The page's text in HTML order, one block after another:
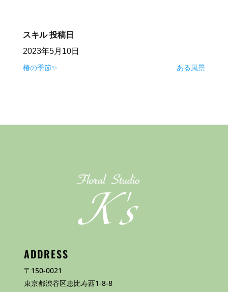
スキル 投稿日
2023年5月10日
椿の季節✨ ある風景
ADDRESS
〒150-0021
東京都渋谷区恵比寿西1-8-8